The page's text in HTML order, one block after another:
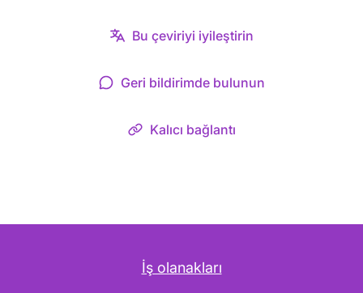
Bu çeviriyi iyileştirin
Geri bildirimde bulunun
Kalıcı bağlantı
İş olanakları